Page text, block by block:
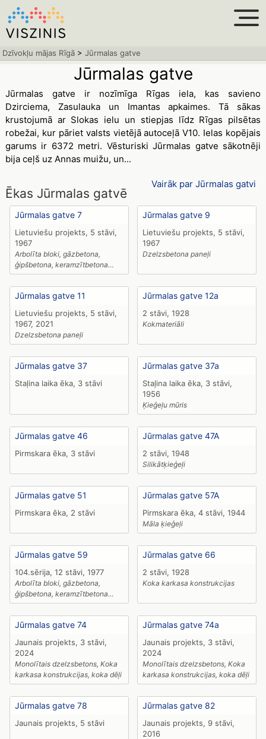
Dzīvokļu mājas Rīgā > Jūrmalas gatve
Jūrmalas gatve
Jūrmalas gatve ir nozīmīga Rīgas iela, kas savieno
Dzirciema, Zasulauka un Imantas apkaimes. Tā sākas
krustojumā ar Slokas ielu un stiepjas līdz Rīgas pilsētas
robežai, kur pāriet valsts vietējā autoceļā V10. Ielas kopējais
garums ir 6372 metri. Vēsturiski Jūrmalas gatve sākotnēji
bija ceļš uz Annas muižu, un...
Vairāk par Jūrmalas gatvi
Ēkas Jūrmalas gatvē
Jūrmalas gatve 7
Lietuviešu projekts, 5 stāvi,
1967
Arbolīta bloki, gāzbetona,
ģipšbetona, keramzītbetona
paneļi
Jūrmalas gatve 9
Lietuviešu projekts, 5 stāvi,
1967
Dzelzsbetona paneļi
Jūrmalas gatve 11
Lietuviešu projekts, 5 stāvi,
1967, 2021
Dzelzsbetona paneļi
Jūrmalas gatve 12a
2 stāvi, 1928
Kokmateriāli
Jūrmalas gatve 37
Staļina laika ēka, 3 stāvi
Jūrmalas gatve 37a
Staļina laika ēka, 3 stāvi,
1956
Ķieģeļu mūris
Jūrmalas gatve 46
Pirmskara ēka, 3 stāvi
Jūrmalas gatve 47A
2 stāvi, 1948
Silikātķieģeļi
Jūrmalas gatve 51
Pirmskara ēka, 2 stāvi
Jūrmalas gatve 57A
Pirmskara ēka, 4 stāvi, 1944
Māla ķieģeļi
Jūrmalas gatve 59
104.sērija, 12 stāvi, 1977
Arbolīta bloki, gāzbetona,
ģipšbetona, keramzītbetona
paneļi
Jūrmalas gatve 66
2 stāvi, 1928
Koka karkasa konstrukcijas
Jūrmalas gatve 74
Jaunais projekts, 3 stāvi,
2024
Monolītais dzelzsbetons, Koka
karkasa konstrukcijas, koka dēļi
Jūrmalas gatve 74a
Jaunais projekts, 3 stāvi,
2024
Monolītais dzelzsbetons, Koka
karkasa konstrukcijas, koka dēļi
Jūrmalas gatve 78
Jaunais projekts, 5 stāvi
Jūrmalas gatve 82
Jaunais projekts, 9 stāvi,
2016